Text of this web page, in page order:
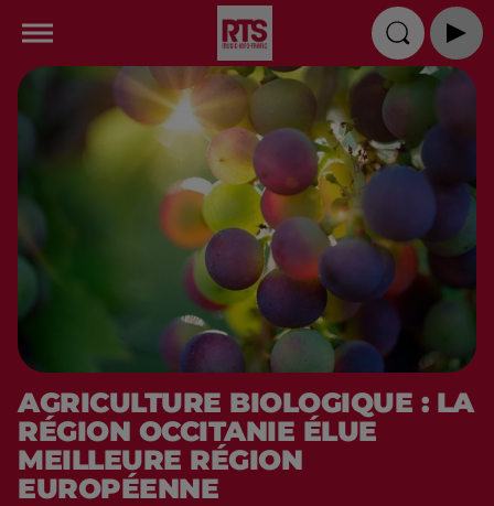
AGRICULTURE BIOLOGIQUE : LA
RÉGION OCCITANIE ÉLUE
MEILLEURE RÉGION
EUROPÉENNE